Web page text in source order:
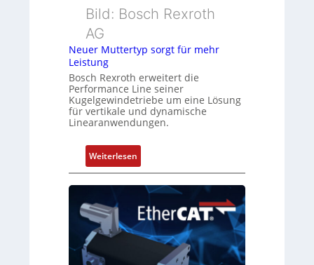
u
u
d
Z
u
t
n
s
ü
b
o
i
i
e
r
P
s
t
i
o
Bild: Bosch Rexroth
AG
Neuer Muttertyp sorgt für mehr
Leistung
Bosch Rexroth erweitert die
Performance Line seiner
Kugelgewindetriebe um eine Lösung
für vertikale und dynamische
Linearanwendungen.
Weiterlesen
N
e
e
r